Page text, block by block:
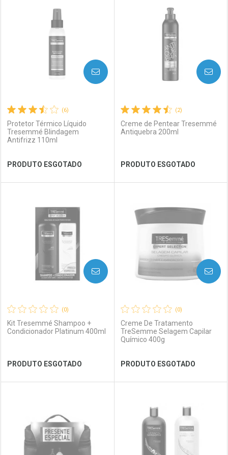
Laboratório
Ver Desconto Convênio
Por Menos Laboratório
Ver Desconto Convênio
Por Menos
(6)
Protetor Térmico Líquido
Tresemmé Blindagem
Antifrizz 110ml
PRODUTO ESGOTADO
AVISE-ME
Laboratório
Ver Desconto Convênio
Por Menos
(2)
Creme de Pentear Tresemmé
Antiquebra 200ml
PRODUTO ESGOTADO
AVISE-ME
Laboratório
Ver Desconto Convênio
Por Menos
(0)
Kit Tresemmé Shampoo +
Condicionador Platinum 400ml
PRODUTO ESGOTADO
AVISE-ME
Laboratório
Por Menos
(0)
Creme De Tratamento
TreSemme Selagem Capilar
Químico 400g
PRODUTO ESGOTADO
AVISE-ME
Laboratório
Por Menos